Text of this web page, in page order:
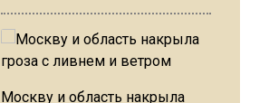
Москву и область накрыла